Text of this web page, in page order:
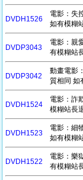
DVDH1526
電影：失
如有模糊
DVDP3043
電影：親
有模糊站
DVDP3042
動畫電影
質相同 如
DVDH1524
電影：詐
模糊站長
DVDH1523
電影：細
如有模糊
DVDH1522
電影：樂
有模糊站